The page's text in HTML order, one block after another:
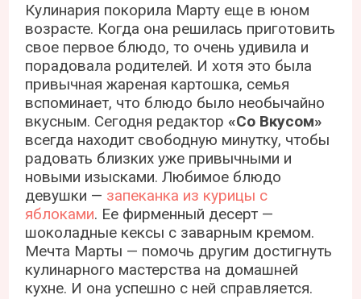
Кулинария покорила Марту еще в юном
возрасте. Когда она решилась приготовить
свое первое блюдо, то очень удивила и
порадовала родителей. И хотя это была
привычная жареная картошка, семья
вспоминает, что блюдо было необычайно
вкусным. Сегодня редактор«Со Вкусом»
всегда находит свободную минутку, чтобы
радовать близких уже привычными и
новыми изысками. Любимое блюдо
девушки — запеканка из курицы с
яблоками. Ее фирменный десерт —
шоколадные кексы с заварным кремом.
Мечта Марты — помочь другим достигнуть
кулинарного мастерства на домашней
кухне. И она успешно с ней справляется.